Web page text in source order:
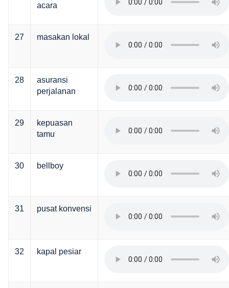
acara
27 masakan lokal
28
asuransi
perjalanan
29
kepuasan
tamu
30 bellboy
31 pusat konvensi
32 kapal pesiar